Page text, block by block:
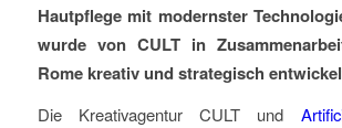
Hautpflege mit modernster
wurde von CULT in
Rome kreativ und strategisch
Die Kreativagentur CULT und